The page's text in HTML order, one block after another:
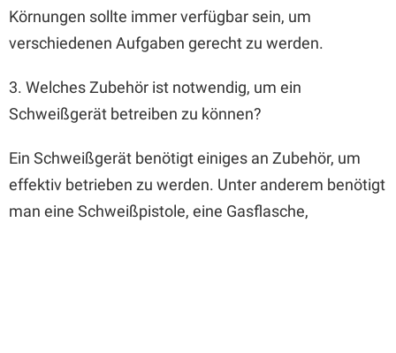
Körnungen sollte immer verfügbar sein, um
verschiedenen Aufgaben gerecht zu werden.
3. Welches Zubehör ist notwendig, um ein
Schweißgerät betreiben zu können?
Ein Schweißgerät benötigt einiges an Zubehör, um
effektiv betrieben zu werden. Unter anderem benötigt
man eine Schweißpistole, eine Gasflasche,